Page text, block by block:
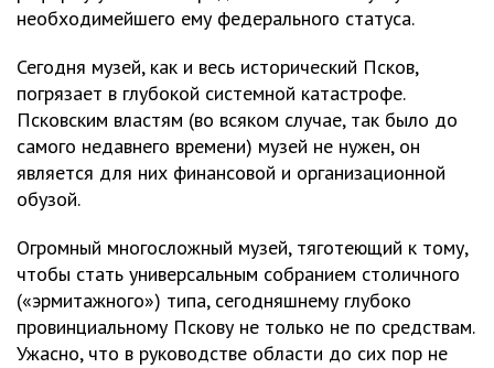
необходимейшего ему федерального статуса.
Сегодня музей, как и весь исторический Псков,
погрязает в глубокой системной катастрофе.
Псковским властям (во всяком случае, так было до
самого недавнего времени) музей не нужен, он
является для них финансовой и организационной
обузой.
Огромный многосложный музей, тяготеющий к тому,
чтобы стать универсальным собранием столичного
(«эрмитажного») типа, сегодняшнему глубоко
провинциальному Пскову не только не по средствам.
Ужасно, что в руководстве области до сих пор не